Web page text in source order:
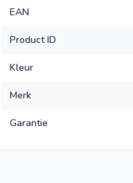
EAN
Product ID
Kleur
Merk
Garantie